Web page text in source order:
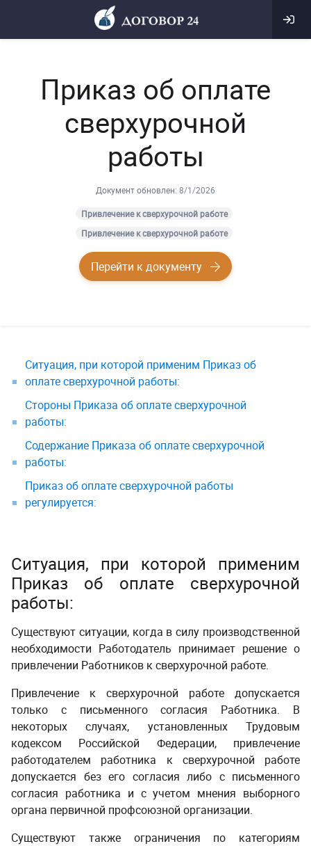
Приказ об оплате
сверхурочной
работы
Документ обновлен: 8/1/2026
Привлечение к сверхурочной работе
Привлечение к сверхурочной работе
Перейти к документу
Ситуация, при которой применим Приказ об
оплате сверхурочной работы:
Стороны Приказа об оплате сверхурочной
работы:
Содержание Приказа об оплате сверхурочной
работы:
Приказ об оплате сверхурочной работы
регулируется:
Ситуация, при которой применим
Приказ об оплате сверхурочной
работы:
Существуют ситуации, когда в силу производственной
необходимости Работодатель принимает решение о
привлечении Работников к сверхурочной работе.
Привлечение к сверхурочной работе допускается
только с письменного согласия Работника. В
некоторых случаях, установленных Трудовым
кодексом Российской Федерации, привлечение
работодателем работника к сверхурочной работе
допускается без его согласия либо с письменного
согласия работника и с учетом мнения выборного
органа первичной профсоюзной организации.
Существуют также ограничения по категориям